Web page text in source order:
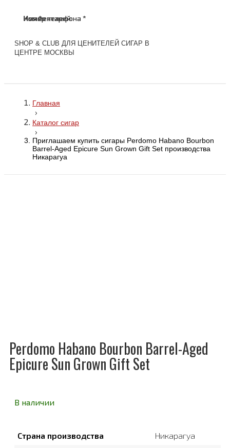
SHOP & CLUB ДЛЯ ЦЕНИТЕЛЕЙ СИГАР В
ЦЕНТРЕ МОСКВЫ
Главная
›
Каталог сигар
›
Приглашаем купить сигары Perdomo Habano Bourbon
Barrel-Aged Epicure Sun Grown Gift Set производства
Никарагуа
Perdomo Habano Bourbon Barrel-Aged
Epicure Sun Grown Gift Set
В наличии
Страна производства
Никарагуа
Имя *
Номер телефона *
Комментарий
Имя *
Номер телефона *
Комментарий